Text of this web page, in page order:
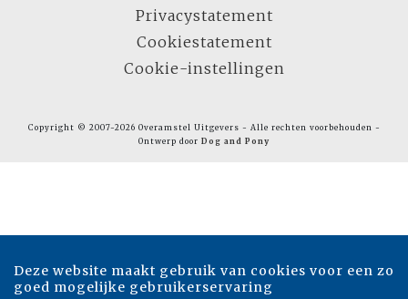
Privacystatement
Cookiestatement
Cookie-instellingen
Copyright © 2007-2026 Overamstel Uitgevers - Alle rechten voorbehouden -
Ontwerp door Dog and Pony
Deze website maakt gebruik van cookies voor een zo
goed mogelijke gebruikerservaring